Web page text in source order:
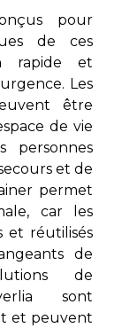
pour
de ces
rapide et
Les
être
de vie
personnes
et de
permet
car les
et réutilisés
de
de
sont
et peuvent